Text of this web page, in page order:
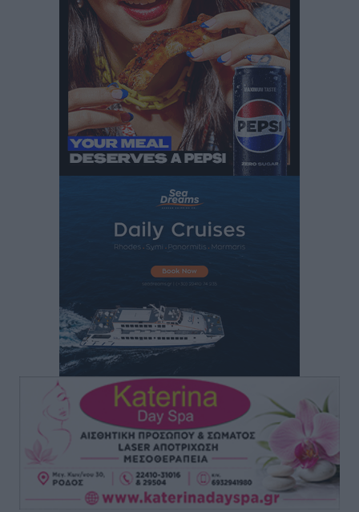
Έκτακτο επίδομα παιδιού: Έως 10 Αυγούστου η
προθεσμία για ΑΦΜ – Ποιοι πάνε ταμείο
Ειδήσεις• πριν 1 ώρα
ASTYBUS: 27.642 διαδρομές στην Αστυπάλαια – Το
«έξυπνο» μοντέλο μετακίνησης που έγινε μέρος της
καθημερινότητας
Τοπικές Ειδήσεις• πριν 2 ώρες
Ερώτηση Μπελέρη σε Κομισιόν για τη δημιουργία
Φυσικών Καταστροφών»
Βρεφονηπιακός Σταθμός Κάσου
Τοπικές Ειδήσεις• πριν 3 ώρες
Ακρίβεια: Σημαντικές οι διατακτικές σίτισης για 3
στους 4 εργαζομένους
Ειδήσεις πριν 3 ώρες
Κινητοποίηση της Πυροσβεστικής στην Κάρπαθο, για
τη φωτιά στην περιοχή Σάνταλο
Τοπικές Ειδήσεις• πριν 3 ώρες